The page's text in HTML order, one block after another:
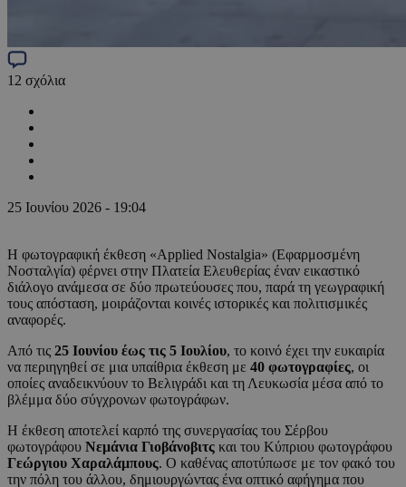
12 σχόλια
25 Ιουνίου 2026 - 19:04
Η φωτογραφική έκθεση «Applied Nostalgia» (Εφαρμοσμένη
Νοσταλγία) φέρνει στην Πλατεία Ελευθερίας έναν εικαστικό
διάλογο ανάμεσα σε δύο πρωτεύουσες που, παρά τη γεωγραφική
τους απόσταση, μοιράζονται κοινές ιστορικές και πολιτισμικές
αναφορές.
Από τις 25 Ιουνίου έως τις 5 Ιουλίου, το κοινό έχει την ευκαιρία
να περιηγηθεί σε μια υπαίθρια έκθεση με 40 φωτογραφίες, οι
οποίες αναδεικνύουν το Βελιγράδι και τη Λευκωσία μέσα από το
βλέμμα δύο σύγχρονων φωτογράφων.
Η έκθεση αποτελεί καρπό της συνεργασίας του Σέρβου
φωτογράφου Νεμάνια Γιοβάνοβιτς και του Κύπριου φωτογράφου
Γεώργιου Χαραλάμπους. Ο καθένας αποτύπωσε με τον φακό του
την πόλη του άλλου, δημιουργώντας ένα οπτικό αφήγημα που